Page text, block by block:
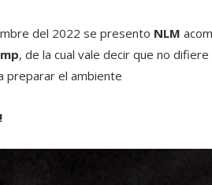
del 2022 se presento NLM
, de la cual vale decir que no
preparar el ambiente